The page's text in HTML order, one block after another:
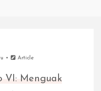
Article
VI: Menguak